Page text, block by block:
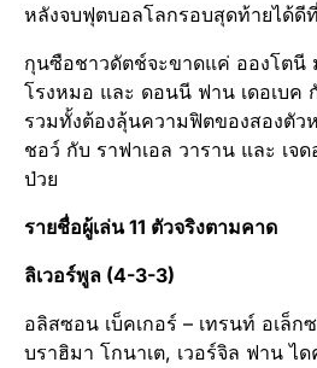
หลังจบฟุตบอล​โลก​รอบ​สุดท้าย​ได้ดี
กุนซือชาวดัตช์​จะขาดแค่ อองโตนี
โรงหมอ และ ดอนนี ฟาน เดอ​เบค
รวมทั้งต้องลุ้นความฟิตของสองตัว
ชอว์ กับ ราฟาเอล วาราน และ เจ
ป่วย
รายชื่อผู้เล่น 11 ตัวจริงตามคาด
ลิเวอร์พูล (4-3-3)
อลิสซอน เบ็คเกอร์ – เทรนท์ อเล็ก
บราฮิมา โกนาเต, เวอร์จิล ฟาน ไ